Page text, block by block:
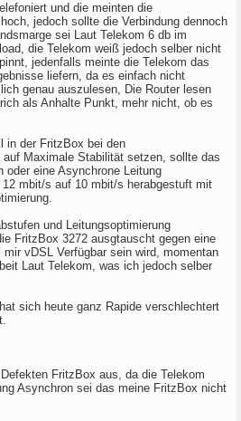
und die meinten die
jedoch sollte die Verbindung dennoch
sei Laut Telekom 6 db im
die Telekom weiß jedoch selber nicht
jedenfalls meinte die Telekom das
liefern, da es einfach nicht
genau auszulesen, Die Router lesen
als Anhalte Punkt, mehr nicht, ob es
in der FritzBox bei den
auf Maximale Stabilität setzen, sollte das
oder eine Asynchrone Leitung
mbit/s auf 10 mbit/s herabgestuft mit
und Leitungsoptimierung
FritzBox 3272 ausgtauscht gegen eine
vDSL Verfügbar sein wird, momentan
Laut Telekom, was ich jedoch selber
sich heute ganz Rapide verschlechtert
FritzBox aus, da die Telekom
Asynchron sei das meine FritzBox nicht